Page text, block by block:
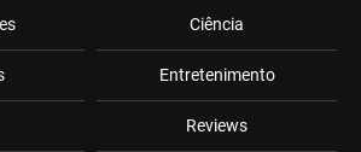
Ciência
Entretenimento
Reviews